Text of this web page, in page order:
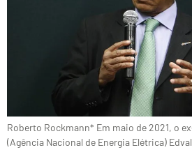
Roberto Rockmann* Em maio de 2021, o
(Agência Nacional de Energia Elétrica)